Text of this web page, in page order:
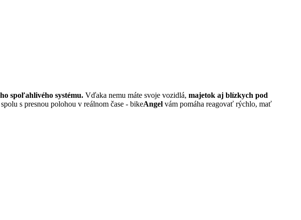
spoľahlivého systému. Vďaka nemu máte svoje vozidlá, majetok aj blízkych pod
s presnou polohou v reálnom čase - bikeAngel vám pomáha reagovať rýchlo, mať